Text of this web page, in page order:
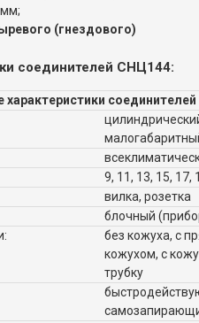
(гнездового)
соединителей СНЦ144:
характеристики
9, 11, 13, 15, 17,
вилка, розетка
блочный
без кожуха, с
кожухом, с
трубку